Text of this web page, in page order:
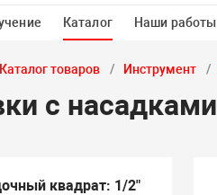
Каталог Наши работы
Каталог товаров Инструмент
с насадками
квадрат: 1/2"